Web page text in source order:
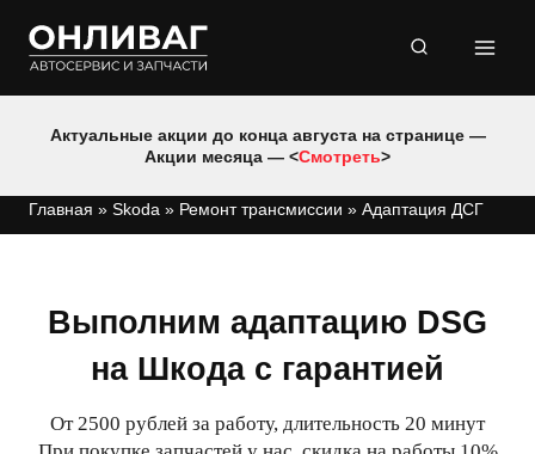
содержимому
Актуальные акции до конца августа на странице —
Акции месяца — <Смотреть>
Главная » Skoda » Ремонт трансмиссии » Адаптация ДСГ
Выполним адаптацию DSG
на Шкода с гарантией
От 2500 рублей за работу, длительность 20 минут